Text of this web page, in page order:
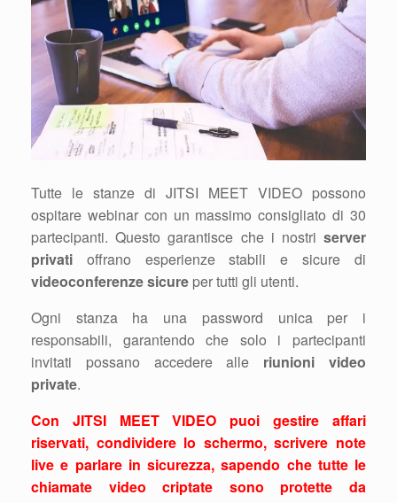
Tutte le stanze di JITSI MEET VIDEO possono
ospitare webinar con un massimo consigliato di 30
partecipanti. Questo garantisce che i nostri server
privati offrano esperienze stabili e sicure di
videoconferenze sicure per tutti gli utenti.
Ogni stanza ha una password unica per i
responsabili, garantendo che solo i partecipanti
invitati possano accedere alle riunioni video
private.
Con JITSI MEET VIDEO puoi gestire affari
riservati, condividere lo schermo, scrivere note
live e parlare in sicurezza, sapendo che tutte le
chiamate video criptate sono protette da